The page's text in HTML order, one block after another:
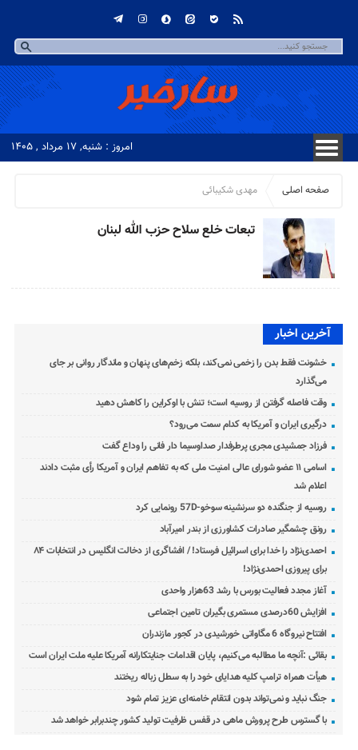
امروز : شنبه, ۱۷ مرداد , ۱۴۰۵
صفحه اصلی مهدی شکیبائی
تبعات خلع سلاح حزب الله لبنان
آخرین اخبار
خشونت فقط بدن را زخمی نمی‌کند، بلکه زخم‌های پنهان و ماندگار روانی بر جای
می‌گذارد
وقت فاصله گرفتن از روسیه است؛ تنش با اوکراین را کاهش دهید
درگیری ایران و آمریکا به کدام سمت می‌رود؟
فرزاد جمشیدی مجری پرطرفدار صداوسیما دار فانی را وداع گفت
اسامی ۱۱ عضو شورای عالی امنیت ملی که به تفاهم ایران و آمریکا رأی مثبت دادند
اعلام شد
روسیه از جنگنده دو سرنشینه سوخو-57D رونمایی کرد
رونق چشمگیر صادرات کشاورزی از بندر امیرآباد
احمدی‌نژاد را خدا برای اسرائیل فرستاد! / افشاگری از دخالت انگلیس در انتخابات ۸۴
برای پیروزی احمدی‌نژاد!
آغاز مجدد فعالیت بورس با رشد 63هزار واحدی
افزایش 60درصدی مستمری بگیران تامین اجتماعی
افتتاح نیروگاه 6 مگاواتی خورشیدی در کجور مازندران
بقائی :آنچه ما مطالبه می‌کنیم، پایان اقدامات جنایتکارانه آمریکا علیه ملت ایران است
هیأت همراه ترامپ کلیه هدایای خود را به سطل زباله ریختند
جنگ نباید و نمی‌تواند بدون انتقام خامنه‌ای عزیز تمام شود
با گسترس طرح پرورش ماهی در قفس ظرفیت تولید کشور چندبرابر خواهد شد